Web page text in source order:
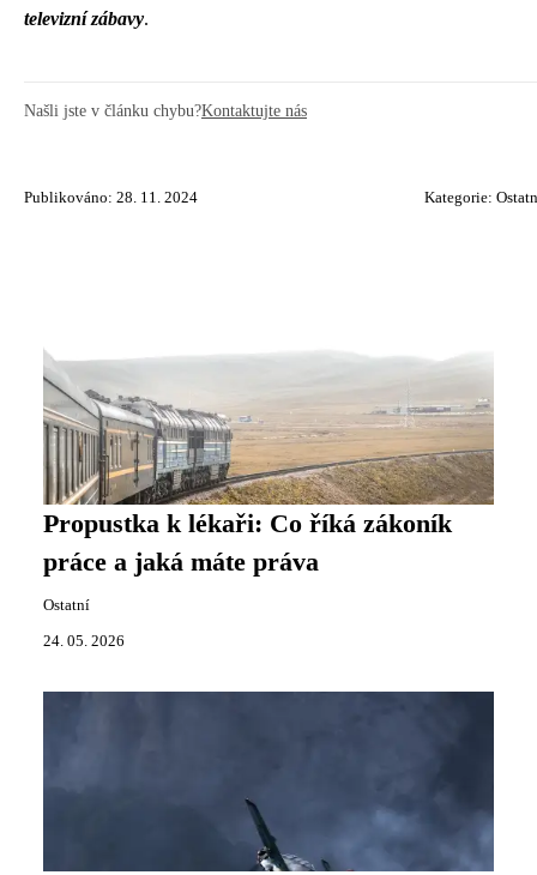
televizní zábavy.
Našli jste v článku chybu?Kontaktujte nás
Publikováno: 28. 11. 2024 Kategorie:
Propustka k lékaři: Co říká zákoník
práce a jaká máte práva
Ostatní
24. 05. 2026